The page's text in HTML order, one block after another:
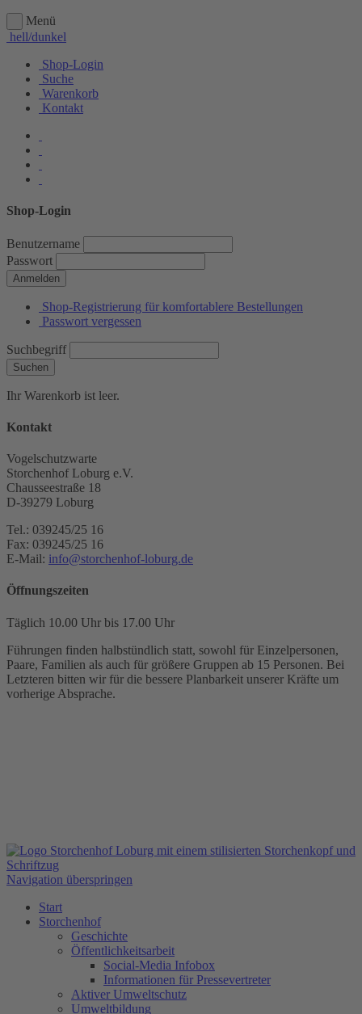
Menü
hell/dunkel
Shop-Login
Suche
Warenkorb
Kontakt
Shop-Login
Benutzername
Passwort
Anmelden
Shop-Registrierung für komfortablere Bestellungen
Passwort vergessen
Suchbegriff
Suchen
Ihr Warenkorb ist leer.
Kontakt
Vogelschutzwarte
Storchenhof Loburg e.V.
Chausseestraße 18
D-39279 Loburg
Tel.: 039245/25 16
Fax: 039245/25 16
E-Mail: info@storchenhof-loburg.de
Öffnungszeiten
Täglich 10.00 Uhr bis 17.00 Uhr
Führungen finden halbstündlich statt, sowohl für Einzelpersonen,
Paare, Familien als auch für größere Gruppen ab 15 Personen. Bei
Letzteren bitten wir für die bessere Planbarkeit unserer Kräfte um
vorherige Absprache.
Navigation überspringen
Start
Storchenhof
Geschichte
Öffentlichkeitsarbeit
Social-Media Infobox
Informationen für Pressevertreter
Aktiver Umweltschutz
Umweltbildung